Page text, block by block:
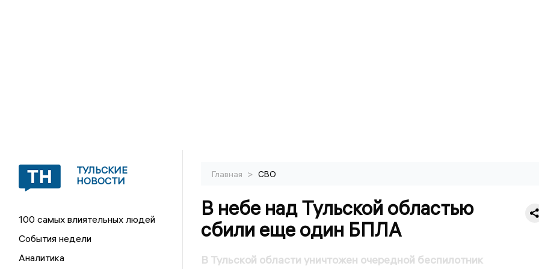
ТУЛЬСКИЕ
НОВОСТИ
100 самых влиятельных людей
События недели
Аналитика
Главная > СВО
В небе над Тульской областью
сбили еще один БПЛА
В Тульской области уничтожен очередной беспилотник